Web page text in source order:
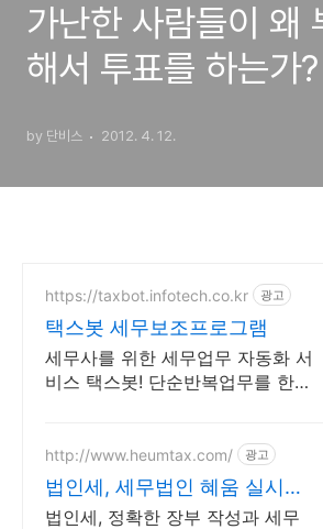
가난한 사람들이 왜
해서 투표를 하는가?
by 단비스 2012. 4. 12.
https://taxbot.infotech.co.kr 광고
택스봇 세무보조프로그램
세무사를 위한 세무업무 자동화 서
비스 택스봇! 단순반복업무를 한
http://www.heumtax.com/ 광고
법인세, 세무법인 혜움 실시간
카톡 상담 지원
법인세, 정확한 장부 작성과 세무